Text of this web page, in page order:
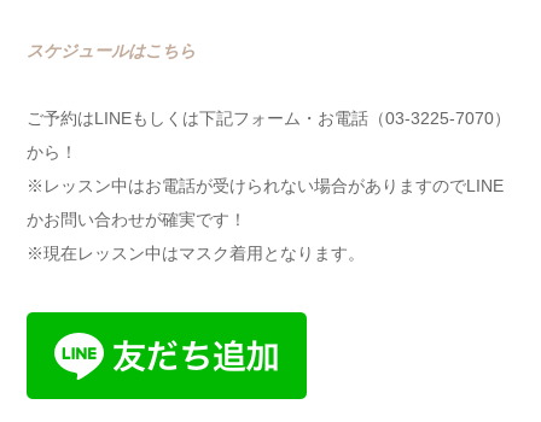
スケジュールはこちら
ご予約はLINEもしくは下記フォーム・お電話（03-3225-7070）
から！
※レッスン中はお電話が受けられない場合がありますのでLINE
かお問い合わせが確実です！
※現在レッスン中はマスク着用となります。